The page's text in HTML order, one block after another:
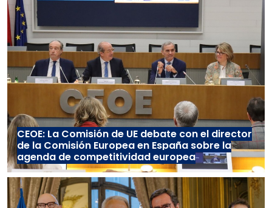
CEOE: La Comisión de UE debate con el director
de la Comisión Europea en España sobre la
agenda de competitividad europea